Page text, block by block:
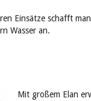
Einsätze schafft
Wasser an.
Mit großem Elan